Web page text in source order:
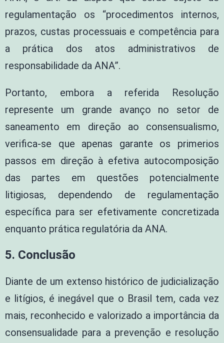
regulamentação os “procedimentos internos,
prazos, custas processuais e competência para
a prática dos atos administrativos de
responsabilidade da ANA”.
Portanto, embora a referida Resolução
represente um grande avanço no setor de
saneamento em direção ao consensualismo,
verifica-se que apenas garante os primerios
passos em direção à efetiva autocomposição
das partes em questões potencialmente
litigiosas, dependendo de regulamentação
específica para ser efetivamente concretizada
enquanto prática regulatória da ANA.
5. Conclusão
Diante de um extenso histórico de judicialização
e litígios, é inegável que o Brasil tem, cada vez
mais, reconhecido e valorizado a importância da
consensualidade para a prevenção e resolução